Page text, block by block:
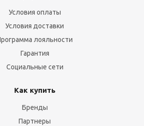
Условия оплаты
Условия доставки
лояльности
Гарантия
Социальные сети
Как купить
Бренды
Партнеры